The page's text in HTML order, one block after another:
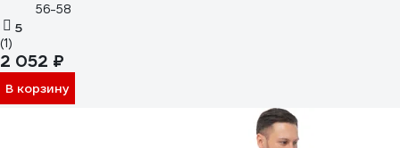
56-58
5
(1)
2 052 ₽
В корзину